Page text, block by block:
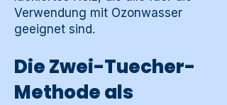
Verwendung mit Ozonwasser
geeignet sind.
Die Zwei-Tuecher-
Methode als